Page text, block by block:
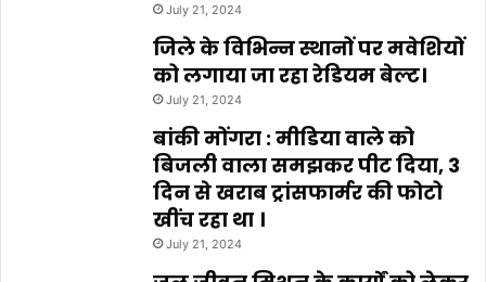
July 21, 2024
जिले के विभिन्न स्थानों पर मवेशियों
को लगाया जा रहा रेडियम बेल्ट।
July 21, 2024
बांकी मोंगरा : मीडिया वाले को
बिजली वाला समझकर पीट दिया, 3
दिन से खराब ट्रांसफार्मर की फोटो
खींच रहा था ।
July 21, 2024